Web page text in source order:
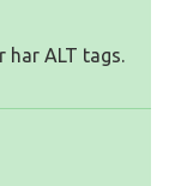
har ALT tags.